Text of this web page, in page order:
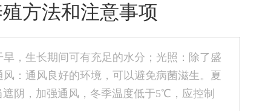
方法和注意事项
，生长期间可有充足的水分；光照：除了盛
：通风良好的环境，可以避免病菌滋生。夏
阴，加强通风，冬季温度低于5℃，应控制